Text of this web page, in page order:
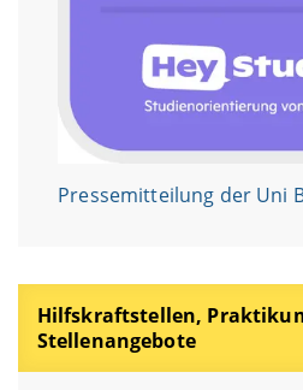
Pressemitteilung der Uni
Hilfskraftstellen,
Stellenangebote